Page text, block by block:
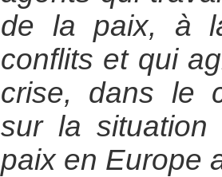
de la paix, à
conflits et qui
crise, dans le
sur la
paix en Europe